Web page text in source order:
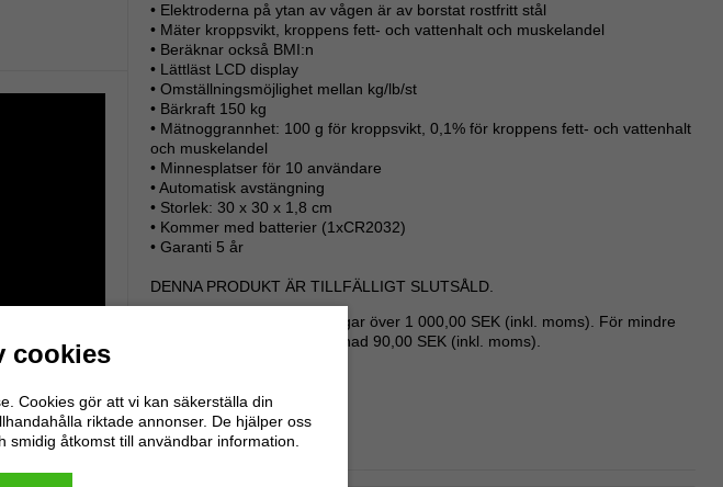
cookies
Cookies gör att vi kan säkerställa din
riktade annonser. De hjälper oss
åtkomst till användbar information.
• Elektroderna på ytan av vågen är av borstat rostfritt stål
• Mäter kroppsvikt, kroppens fett- och vattenhalt och muskelandel
• Beräknar också BMI:n
• Lättläst LCD display
• Omställningsmöjlighet mellan kg/lb/st
• Bärkraft 150 kg
• Mätnoggrannhet: 100 g för kroppsvikt, 0,1% för kroppens fett- och vattenhalt
och muskelandel
• Minnesplatser för 10 användare
• Automatisk avstängning
• Storlek: 30 x 30 x 1,8 cm
• Kommer med batterier (1xCR2032)
• Garanti 5 år
DENNA PRODUKT ÄR TILLFÄLLIGT SLUTSÅLD.
Frakt 0 kronor för beställningar över 1 000,00 SEK (inkl. moms). För mindre
beställningar - fast fraktkostnad 90,00 SEK (inkl. moms).